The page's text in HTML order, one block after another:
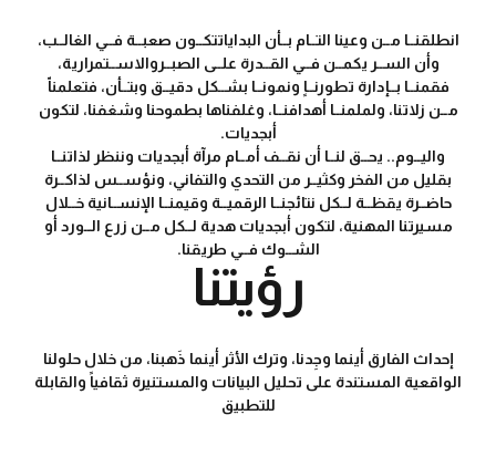
انطلقنــا مــن وعينا التــام بــأن البداياتتكــون صعبــة فــي الغالــب،
وأن الســر يكمــن فــي القــدرة علــى الصبــر والاســتمرارية،
فقمنــا بــإدارة تطورنــا ٍ ونمونــا بشــكل دقيــق وبتــأن، فتعلمنا
مــن زلاتنا، ولملمنــا أهدافنــا، وغلفناها بطموحنا وشغفنا، لتكون
أبجديات.
واليــوم.. يحــق لنــا أن نقــف أمــام مرآة أبجديات وننظر لذاتنــا
بقليل من الفخر وكثيــر من التحدي والتفاني، ونؤســس لذاكــرة
حاضــرة يقظــة لــكل نتائجنــا الرقميــة وقيمنــا الإنســانية خــلال
مسيرتنا المهنية، لتكون أبجديات هدية لــكل مــن زرع الــورد أو
الشــوك فــي طريقنا.
رؤيتنا
إحداث الفارق أينما وجِدنا، وترك الأثر أينما ذَهبنا، من خلال حلولنا
الواقعية المستندة على تحليل البيانات والمستنيرة ثقافياً والقابلة
للتطبيق